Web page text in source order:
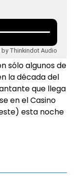
by Thinkindot Audio
sólo algunos de
la década del
que llega
en el Casino
esta noche